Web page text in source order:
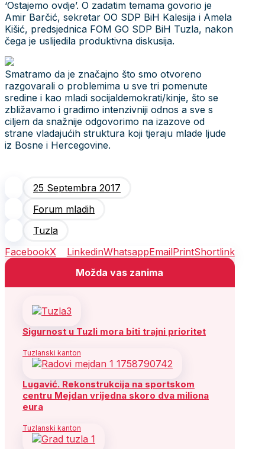
‘Ostajemo ovdje’. O zadatim temama govorio je
Amir Barčić, sekretar OO SDP BiH Kalesija i Amela
Kišić, predsjednica FOM GO SDP BiH Tuzla, nakon
čega je uslijedila produktivna diskusija.
Smatramo da je značajno što smo otvoreno
razgovarali o problemima u sve tri pomenute
sredine i kao mladi socijaldemokrati/kinje, što se
zbližavamo i gradimo intenzivniji odnos a sve s
ciljem da snažnije odgovorimo na izazove od
strane vladajućih struktura koji tjeraju mlade ljude
iz Bosne i Hercegovine.
25 Septembra 2017
Forum mladih
Tuzla
FacebookX LinkedinWhatsappEmailPrintShortlink
Možda vas zanima
Sigurnost u Tuzli mora biti trajni prioritet
Tuzlanski kanton
Lugavić. Rekonstrukcija na sportskom
centru Mejdan vrijedna skoro dva miliona
eura
Tuzlanski kanton